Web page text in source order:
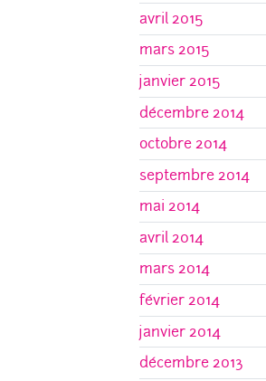
avril 2015
mars 2015
janvier 2015
décembre 2014
octobre 2014
septembre 2014
mai 2014
avril 2014
mars 2014
février 2014
janvier 2014
décembre 2013